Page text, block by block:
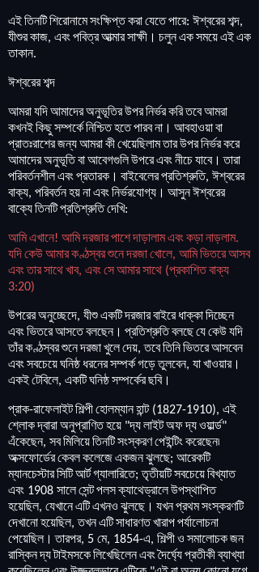
এইতিনটিশিরোনামেসংক্ষিপ্তকরাযেতেপারে: ঈশ্বরেরশব্দ,
যীশুরকাজ, এবংপবিত্রআত্মারসাক্ষী । চলুনএকসময়েএইএক
তাকান.
ঈশ্বরেরশব্দ
আমরাযদিআমাদেরঅনুভূতিরউপরনির্ভরকরিতবেআমরা
কখনইকিছুসম্পর্কেনিশ্চিতহতেপারবনা । আবহাওয়াবা
প্রাতঃরাশেরজন্যআমরাকীখেয়েছিলামতারউপরনির্ভরকরে
আমাদেরঅনুভূতিবাআবেগগুলিউপরেএবংনীচেযাবে। তারা
পরিবর্তনশীলএবংপ্রতারক । বাইবেলেরপ্রতিশ্রুতি, ঈশ্বরের
বাক্য, পরিবর্তনহয়নাএবংনির্ভরযোগ্য । আসুনঈশ্বরের
বাক্যেতিনটিপ্রতিশ্রুতিদেখি:
আমিএখানে! আমিদরজারপাশেদাড়ালামএবংকড়ানাড়লাম.
যদিকেউআমারকণ্ঠস্বরশুনেদরজাখোলে, আমিভিতরেআসব
এবংতারসাথেখাব, এবংসেআমারসাথে (প্রকাশিতবাক্য
3:20)
উপরেরঅনুচ্ছেদে, যীশুএকটিদরজারবাইরে ধাক্কাদিচ্ছেন
এবংভিতরেআসতেবলছেন। প্রতিশ্রুতিবলছেযেকেউযদি
তাঁরকণ্ঠস্বরশুনেদরজাখুলেদেয়,তবেতিনিভিতরেআসবেন
এবংসবচেয়েঘনিষ্ঠ ধরনেরসম্পর্কগড়েতুলবেন, যাখাওয়ার।
একইটেবিলে, একটিঘনিষ্ঠসম্পর্কেরছবি।
প্রাক-রাফেলাইটশিল্পীহোলম্যানহান্ট (1827-1910), এই
শ্লোকদ্বারাঅনুপ্রাণিতহয়ে "দ্যলাইটঅফদ্যওয়ার্ল্ড"
এঁকেছেন, সবমিলিয়েতিনটিসংস্করণপেইন্টিংকরেছেন৷
অক্সফোর্ডেরকেবলকলেজেএকজনঝুলছে; আরেকটি
ম্যানচেস্টারসিটিআর্টগ্যালারিতে;তৃতীয়টিসবচেয়েবিখ্যাত
এবং 1908 সালেসেন্টপলসক্যাথেড্রালেউপস্থাপিত
হয়েছিল, যেখানেএটিএখনও ঝুলছে। যখনপ্রথমসংস্করণটি
দেখানোহয়েছিল,তখনএটিসাধারণতখারাপপর্যালোচনা
পেয়েছিল। তারপর, 5 মে, 1854-এ, শিল্পীও সমালোচকজন
রাস্কিনদ্যটাইমসকেলিখেছিলেনএবংদৈর্ঘ্যেপ্রতীকীব্যাখ্যা